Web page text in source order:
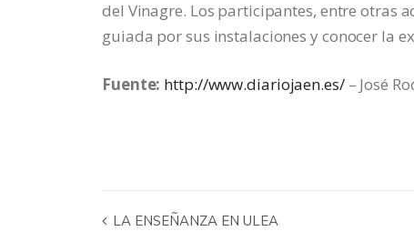
del Vinagre. Los participantes, entre otras
guiada por sus instalaciones y conocer la
Fuente: http://www.diariojaen.es/– José
LA ENSEÑANZA EN ULEA